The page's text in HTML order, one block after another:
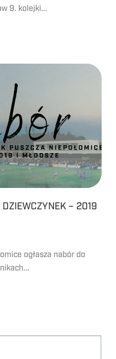
9. kolejki...
– 2019
ogłasza nabór do